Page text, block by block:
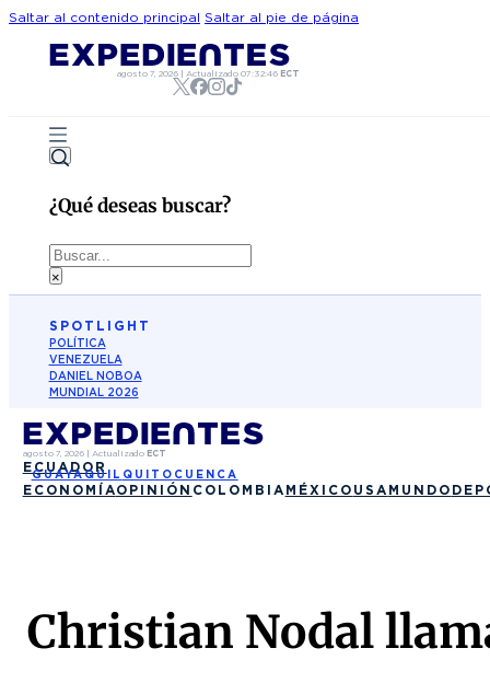
Saltar al contenido principal Saltar al pie de página
agosto 7, 2026| Actualizado 07:32:46 ECT
¿Qué deseas buscar?
Buscar
×
SPOTLIGHT
POLÍTICA
VENEZUELA
DANIEL NOBOA
MUNDIAL 2026
agosto 7, 2026| Actualizado ECT
ECUADOR
GUAYAQUIL QUITO CUENCA
ECONOMÍAOPINIÓN COLOMBIA MÉXICO USA MUNDO
Christian Nodal